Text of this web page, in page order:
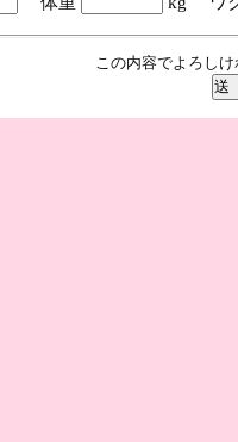
この内容でよろし